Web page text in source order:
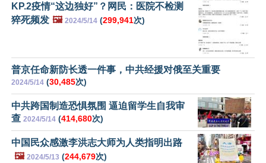
KP.2疫情“这边独好”？网民：医院不检测
猝死频发 🖼️ 2024/5/14 (299,941次)
普京任命新防长透一件事，中共经援对俄至关重要
2024/5/14 (30,485次)
中共跨国制造恐惧氛围 逼迫留学生自我审
查 2024/5/14 (414,680次)
中国民众感激李洪志大师为人类指明出路
🖼️ 2024/5/13 (244,679次)